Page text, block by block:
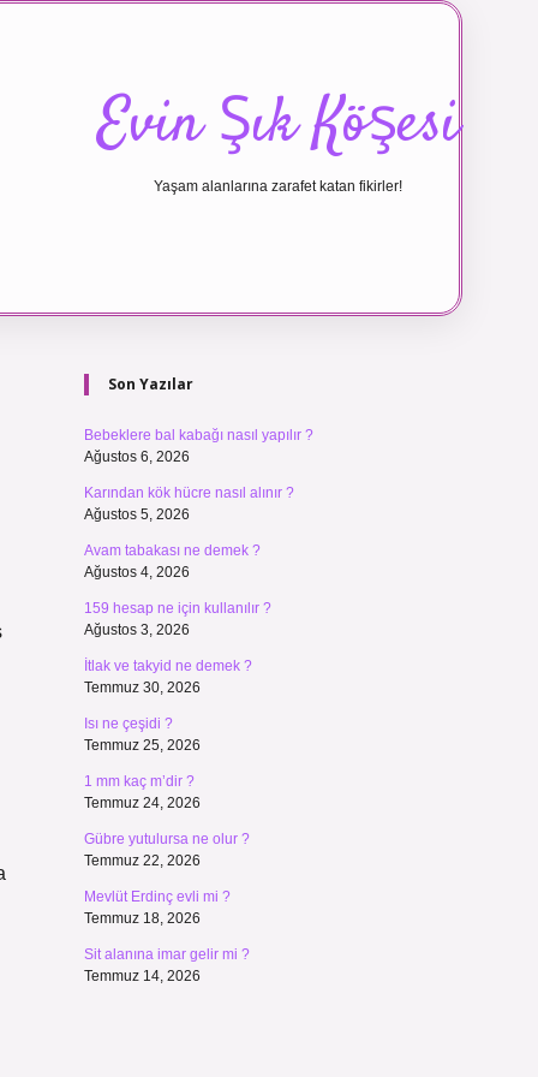
Evin Şık Köşesi
Yaşam alanlarına zarafet katan fikirler!
Sidebar
Son Yazılar
Bebeklere bal kabağı nasıl yapılır ?
Ağustos 6, 2026
Karından kök hücre nasıl alınır ?
Ağustos 5, 2026
Avam tabakası ne demek ?
Ağustos 4, 2026
159 hesap ne için kullanılır ?
Ağustos 3, 2026
İtlak ve takyid ne demek ?
Temmuz 30, 2026
Isı ne çeşidi ?
Temmuz 25, 2026
1 mm kaç m’dir ?
Temmuz 24, 2026
Gübre yutulursa ne olur ?
Temmuz 22, 2026
Mevlüt Erdinç evli mi ?
Temmuz 18, 2026
Sit alanına imar gelir mi ?
Temmuz 14, 2026